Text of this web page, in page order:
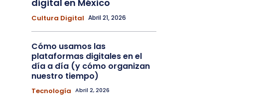
digital en México
Cultura Digital Abril 21, 2026
Cómo usamos las
plataformas digitales en el
día a día (y cómo organizan
nuestro tiempo)
Tecnología Abril 2, 2026